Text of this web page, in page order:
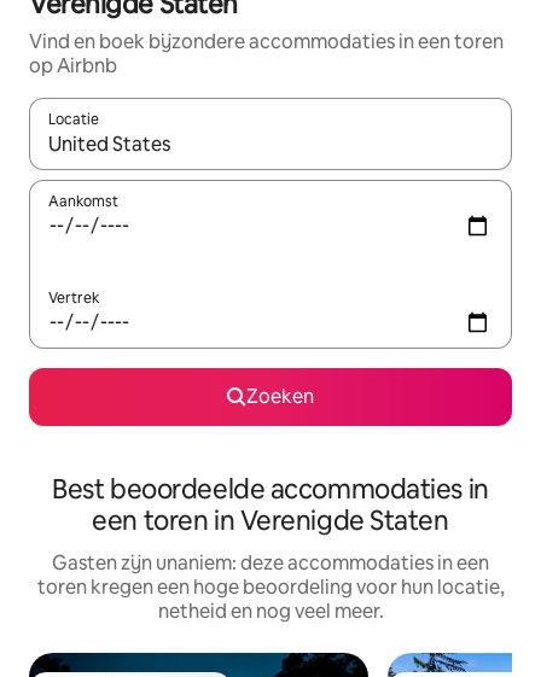
Vind en boek bijzondere accommodaties in een toren
op Airbnb
Locatie
Wanneer er resultaten beschikbaar zijn, maak je een keuze
Aankomst
Vertrek
Zoeken
Best beoordeelde accommodaties in
een toren in Verenigde Staten
Gasten zijn unaniem: deze accommodaties in een
toren kregen een hoge beoordeling voor hun locatie,
netheid en nog veel meer.